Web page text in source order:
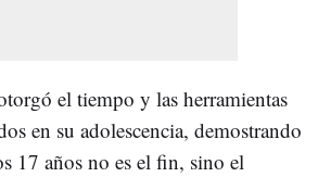
el tiempo y las herramientas
en su adolescencia, demostrando
17 años no es el fin, sino el